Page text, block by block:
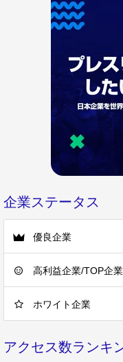
企業ステータス
優良企業
高利益企業/TOP企業
ホワイト企業
アクセス数ランキ